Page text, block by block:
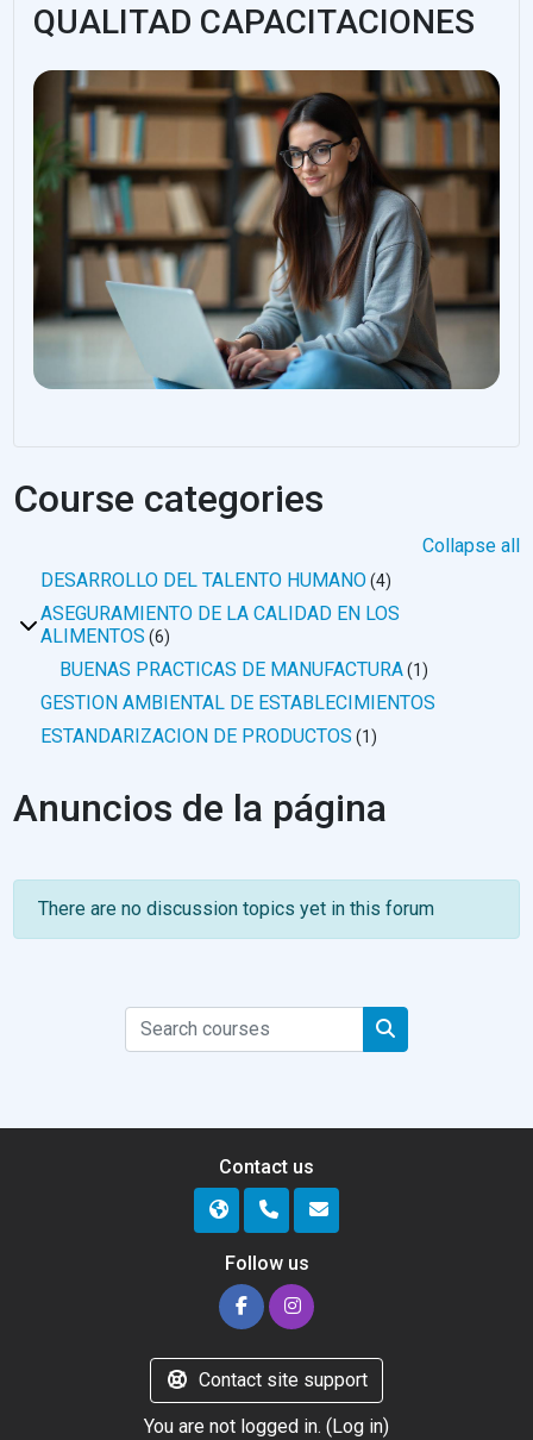
QUALITAD CAPACITACIONES
Course categories
Collapse all
DESARROLLO DEL TALENTO HUMANO(4)
ASEGURAMIENTO DE LA CALIDAD EN LOS
ALIMENTOS (6)
BUENAS PRACTICAS DE MANUFACTURA(1)
GESTION AMBIENTAL DE ESTABLECIMIENTOS
ESTANDARIZACION DE PRODUCTOS (1)
Anuncios de la página
There are no discussion topics yet in this forum
Search courses
Search courses
Contact us
Follow us
Contact site support
You are not logged in. (Log in)